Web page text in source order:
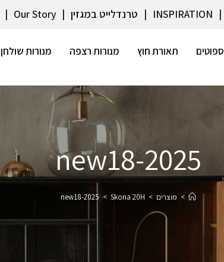
INSPIRATION טרנדלייט במגזין Our Story
ספוטים תאורת חוץ מנורות רצפה מנורות שולחן
2025-new18
> מוצרים >
Skona 20H
>
2025-new18